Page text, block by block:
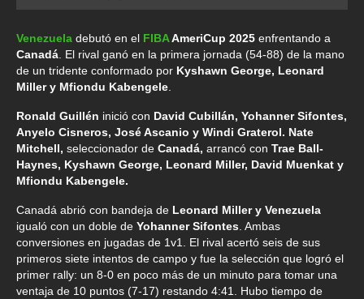
Venezuela debutó en el FIBAAmeriCup 2025 enfrentando a
Canadá . El rival ganó en la primera jornada (54-88) de la mano
de un tridente conformado por Kyshawn George, Leonard
Miller y Mfiondu Kabengele
Ronald Guillén inició con David Cubillán, Yohanner Sifontes,
Anyelo Cisneros, José Ascanio y Windi Graterol. Nate
Mitchell, seleccionador de Canadá, arrancó con Trae Ball-
Haynes, Kyshawn George, Leonard Miller, David Muenkat y
Mfiondu Kabengele.
Canadá abrió con bandeja de Leonard Miller y Venezuela
igualó con un doble de Yohanner Sifontes . Ambas
conversiones en jugadas de 1v1. El rival acertó seis de sus
primeros siete intentos de campo y fue la selección que logró el
primer rally: un 8-0 en poco más de un minuto para tomar una
ventaja de 10 puntos (7-17) restando 4:41. Hubo tiempo de